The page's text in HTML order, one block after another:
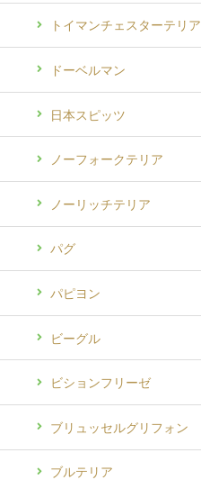
トイマンチェスターテリア
ドーベルマン
日本スピッツ
ノーフォークテリア
ノーリッチテリア
パグ
パピヨン
ビーグル
ビションフリーゼ
ブリュッセルグリフォン
ブルテリア